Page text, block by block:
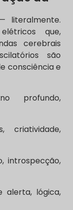
literalmente.
que,
cerebrais
são
consciência e
profundo,
criatividade,
introspecção,
alerta, lógica,